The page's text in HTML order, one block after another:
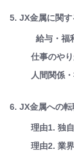
5. JX金属に関
給与・福
仕事のや
人間関係
6. JX金属への
理由1. 独
理由2. 業